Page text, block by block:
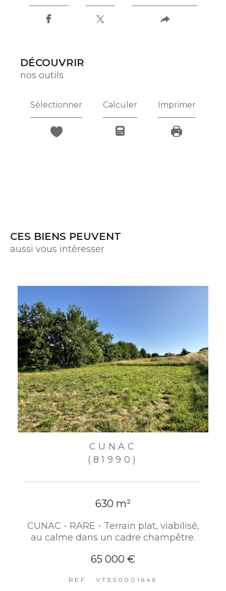
DÉCOUVRIR
nos outils
Sélectionner Calculer Imprimer
CES BIENS PEUVENT
aussi vous intéresser
CUNAC
(81990)
630 m²
CUNAC - RARE - Terrain plat, viabilisé,
au calme dans un cadre champêtre.
65 000 €
REF : VTE50001646